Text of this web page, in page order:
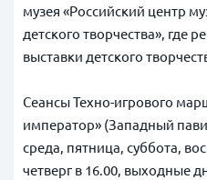
музея «Российский центр
детского творчества», где
выставки детского
Сеансы Техно-игрового
император» (Западный
среда, пятница, суббота,
четверг в 16.00, выходные